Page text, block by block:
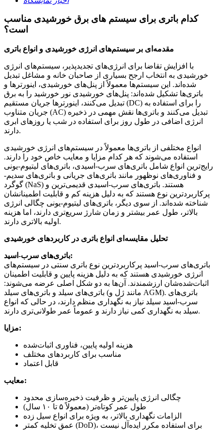
کدام باتری برای سیستم های برق خورشیدی مناسب
است؟
مقدمه‌ای بر سیستم‌های انرژی خورشیدی و انواع باتری
با افزایش تقاضا برای انرژی‌های تجدیدپذیر، سیستم‌های انرژی
خورشیدی به انتخاب ارجح بسیاری از صاحبان خانه و مشاغل تبدیل
شده‌اند. این سیستم‌ها معمولاً از پنل‌های خورشیدی، اینورترها و
باتری‌ها تشکیل شده‌اند: پنل‌های خورشیدی نور خورشید را به برق
تبدیل می‌کنند، اینورترها جریان مستقیم (DC) را برای استفاده به
جریان متناوب (AC) تبدیل می‌کنند و باتری‌ها نقش مهمی در ذخیره
انرژی اضافی در طول روز برای استفاده در شب یا روزهای ابری
دارند.
انواع مختلفی از باتری‌ها معمولاً در سیستم‌های انرژی خورشیدی
استفاده می‌شوند که هر کدام مزایا و معایب خاص خود را دارند.
رایج‌ترین انواع شامل باتری‌های سرب-اسیدی، باتری‌های لیتیوم-یونی
و فناوری‌های نوظهور مانند باتری‌های جریانی و باتری‌های سدیم-
گوگرد (NaS) هستند. باتری‌های سرب-اسیدی قدیمی‌ترین و
پرکاربردترین نوع هستند که به دلیل هزینه کم و قابلیت اطمینانشان
شناخته شده‌اند. از سوی دیگر، باتری‌های لیتیوم-یونی چگالی انرژی
بالاتر، طول عمر بیشتر و زمان شارژ سریع‌تری دارند، اما هزینه
اولیه بالاتری دارند.
تحلیل مقایسه‌ای انواع باتری در کاربردهای خورشیدی
باتری‌های سرب-اسید:
باتری‌های سرب-اسید پرکاربردترین نوع باتری سنتی در سیستم‌های
انرژی خورشیدی هستند که به دلیل هزینه پایین و قابلیت اطمینان
اثبات‌شده‌شان ارزشمندند. آن‌ها به دو شکل اصلی عرضه می‌شوند:
باتری‌های سیلد و باتری‌های سیلد (مانند ژل و AGM). باتری‌های
سرب-اسید سیلد نیاز به نگهداری منظم دارند، در حالی که انواع
سیلد به نگهداری کمی نیاز دارند و عموماً عمر طولانی‌تری دارند.
مزایا:
هزینه اولیه پایین، فناوری اثبات‌شده
مناسب برای کاربردهای مختلف
قابل اعتماد
معایب:
چگالی انرژی پایین‌تر و ظرفیت ذخیره‌سازی محدود
طول عمر کوتاه‌تر (معمولاً ۵ تا ۱۰ سال)
الزامات نگهداری بالاتر، به ویژه برای انواع سیل زده
عمق تخلیه کمتر (DoD)، برای استفاده مکرر ایده‌آل نیست